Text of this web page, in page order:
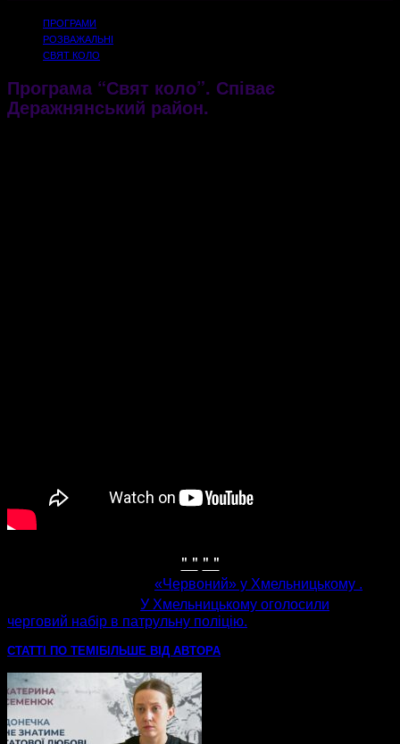
ПРОГРАМИ
РОЗВАЖАЛЬНІ
СВЯТ КОЛО
Програма “Свят коло”. Співає
Деражнянський район.
" " " "
«Червоний» у Хмельницькому .
У Хмельницькому оголосили
черговий набір в патрульну поліцію.
СТАТТІ ПО ТЕМІ БІЛЬШЕ ВІД АВТОРА